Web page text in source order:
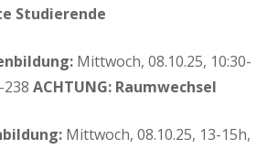
Studierende
Mittwoch, 08.10.25, 10:30-
238 ACHTUNG: Raumwechsel
Mittwoch, 08.10.25, 13-15h,